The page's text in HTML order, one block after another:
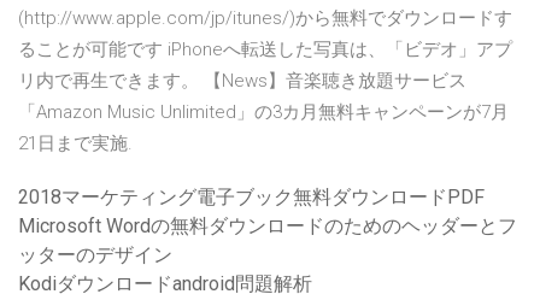
(http://www.apple.com/jp/itunes/)から無料でダウンロードす
ることが可能です iPhoneへ転送した写真は、「ビデオ」アプ
リ内で再生できます。 【News】音楽聴き放題サービス
「Amazon Music Unlimited」の3カ月無料キャンペーンが7月
21日まで実施.
2018マーケティング電子ブック無料ダウンロードPDF
Microsoft Wordの無料ダウンロードのためのヘッダーとフ
ッターのデザイン
Kodiダウンロードandroid問題解析